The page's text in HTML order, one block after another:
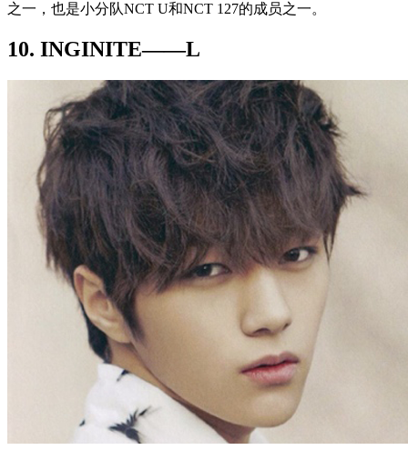
之一，也是小分队NCT U和NCT 127的成员之一。
10. INGINITE——L